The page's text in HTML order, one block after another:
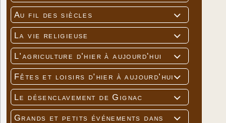

Au fil des siècles

La vie religieuse

L'agriculture d'hier à aujourd'hui

Fêtes et loisirs d'hier à aujourd'hui

Le désenclavement de Gignac

Grands et petits événements dans